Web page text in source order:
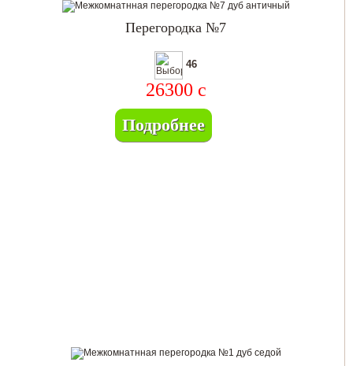
Перегородка №7
46
26300 c
Подробнее